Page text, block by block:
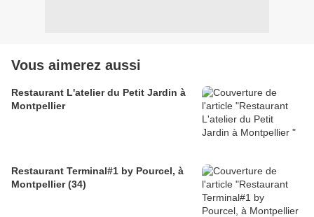
Vous aimerez aussi
Restaurant L'atelier du Petit Jardin à
Montpellier
Restaurant Terminal#1 by Pourcel, à
Montpellier (34)